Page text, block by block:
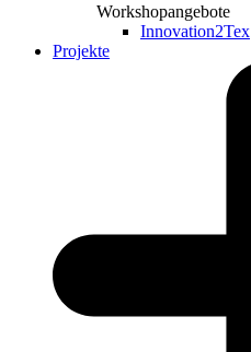
Workshopangebote
Innovation2Tex
Projekte